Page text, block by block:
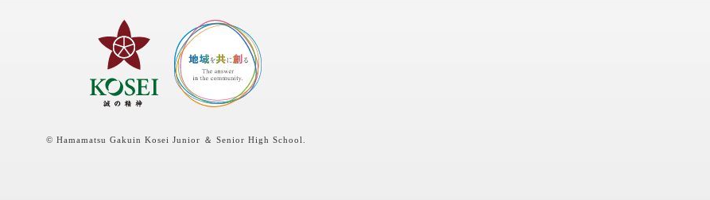
© Hamamatsu Gakuin Kosei Junior ＆ Senior High School.